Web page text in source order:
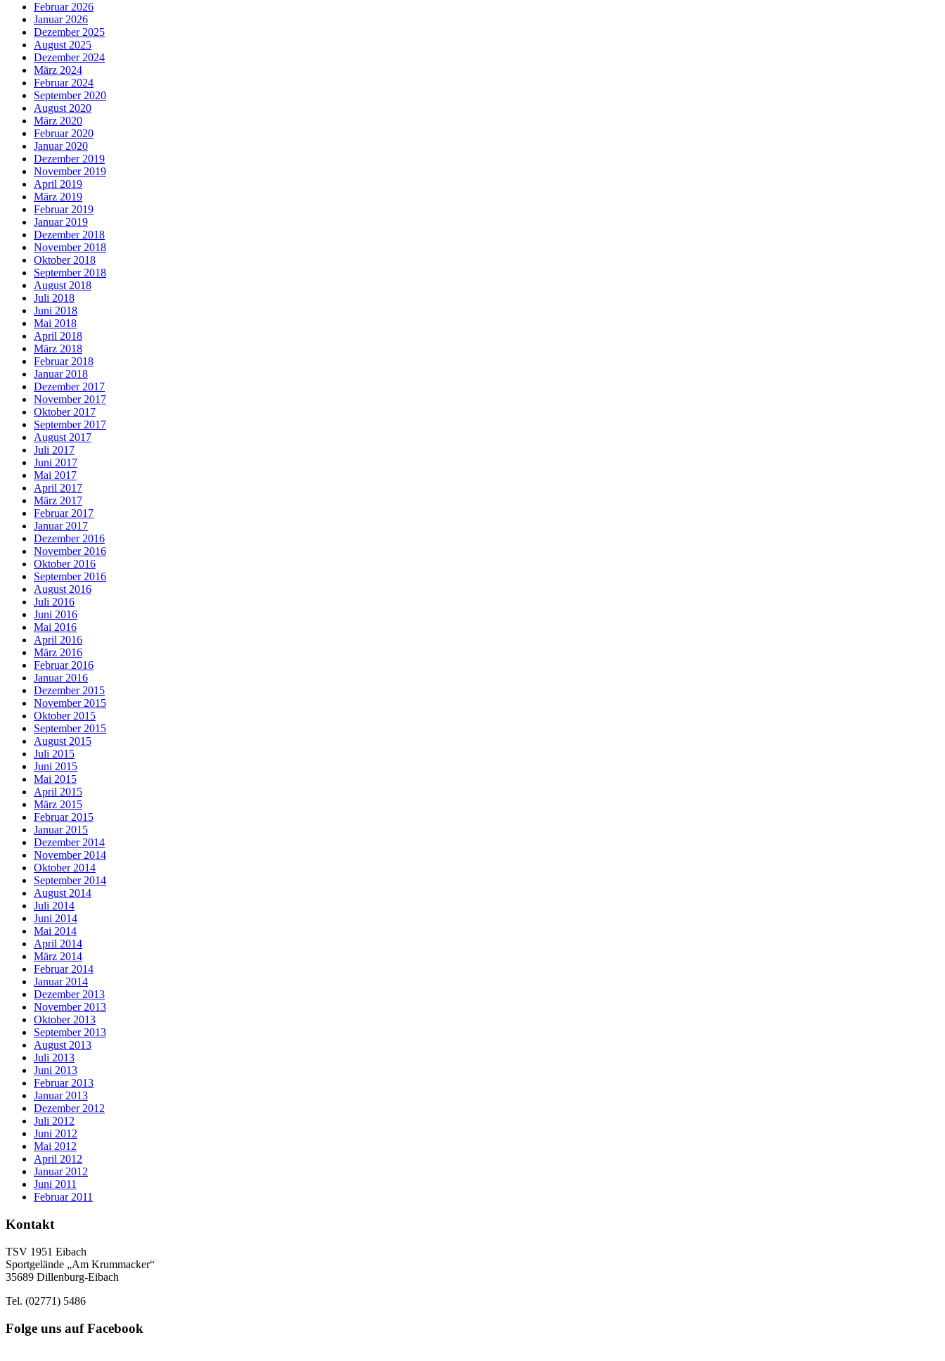
Februar 2026
Januar 2026
Dezember 2025
August 2025
Dezember 2024
März 2024
Februar 2024
September 2020
August 2020
März 2020
Februar 2020
Januar 2020
Dezember 2019
November 2019
April 2019
März 2019
Februar 2019
Januar 2019
Dezember 2018
November 2018
Oktober 2018
September 2018
August 2018
Juli 2018
Juni 2018
Mai 2018
April 2018
März 2018
Februar 2018
Januar 2018
Dezember 2017
November 2017
Oktober 2017
September 2017
August 2017
Juli 2017
Juni 2017
Mai 2017
April 2017
März 2017
Februar 2017
Januar 2017
Dezember 2016
November 2016
Oktober 2016
September 2016
August 2016
Juli 2016
Juni 2016
Mai 2016
April 2016
März 2016
Februar 2016
Januar 2016
Dezember 2015
November 2015
Oktober 2015
September 2015
August 2015
Juli 2015
Juni 2015
Mai 2015
April 2015
März 2015
Februar 2015
Januar 2015
Dezember 2014
November 2014
Oktober 2014
September 2014
August 2014
Juli 2014
Juni 2014
Mai 2014
April 2014
März 2014
Februar 2014
Januar 2014
Dezember 2013
November 2013
Oktober 2013
September 2013
August 2013
Juli 2013
Juni 2013
Februar 2013
Januar 2013
Dezember 2012
Juli 2012
Juni 2012
Mai 2012
April 2012
Januar 2012
Juni 2011
Februar 2011
Kontakt
TSV 1951 Eibach
Sportgelände „Am Krummacker“
35689 Dillenburg-Eibach
Tel. (02771) 5486
Folge uns auf Facebook